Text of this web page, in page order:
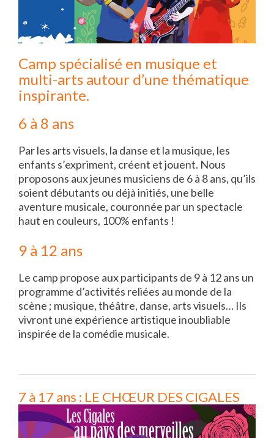
Camp spécialisé en musique et
multi-arts autour d’une thématique
inspirante.
6 à 8 ans
Par les arts visuels, la danse et la musique, les
enfants s’expriment, créent et jouent. Nous
proposons aux jeunes musiciens de 6 à 8 ans, qu’ils
soient débutants ou déjà initiés, une belle
aventure musicale, couronnée par un spectacle
haut en couleurs, 100% enfants !
9 à 12 ans
Le camp propose aux participants de 9 à 12 ans un
programme d’activités reliées au monde de la
scène ; musique, théâtre, danse, arts visuels… Ils
vivront une expérience artistique inoubliable
inspirée de la comédie musicale.
7 à 17 ans : LE CHŒUR DES CIGALES